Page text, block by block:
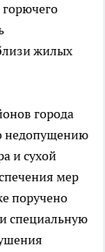
жилых
города
недопущению
и сухой
мер
поручено
специальную